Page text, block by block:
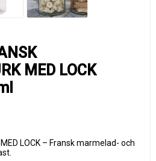
MED LOCK
LOCK – Fransk marmelad- och